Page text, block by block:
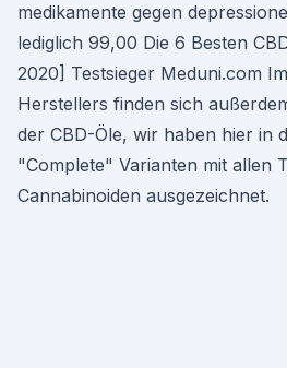
medikamente gegen
lediglich 99,00 Die 6 Besten
2020] Testsieger Meduni.com
Herstellers finden sich
der CBD-Öle, wir haben hier in
"Complete" Varianten mit allen
Cannabinoiden ausgezeichnet.